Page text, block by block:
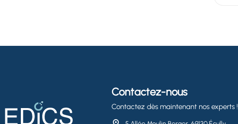
Contactez-nous
Contactez dès maintenant nos experts !